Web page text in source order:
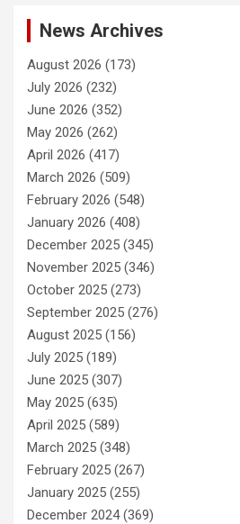
News Archives
August 2026 (173)
July 2026 (232)
June 2026 (352)
May 2026 (262)
April 2026 (417)
March 2026 (509)
February 2026 (548)
January 2026 (408)
December 2025 (345)
November 2025 (346)
October 2025 (273)
September 2025 (276)
August 2025 (156)
July 2025 (189)
June 2025 (307)
May 2025 (635)
April 2025 (589)
March 2025 (348)
February 2025 (267)
January 2025 (255)
December 2024(369)